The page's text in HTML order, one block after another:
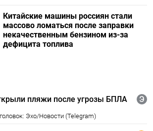
Китайские машины россиян стали
массово ломаться после заправки
некачественным бензином из-за
дефицита топлива